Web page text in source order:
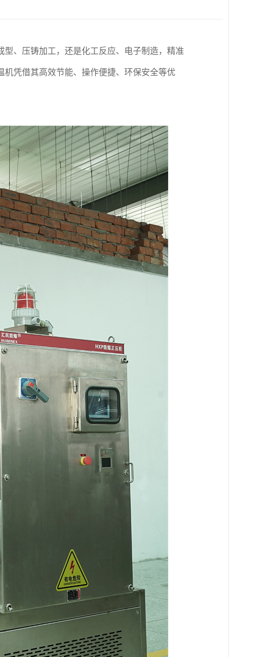
、压铸加工，还是化工反应、电子制造，精准
凭借其高效节能、操作便捷、环保安全等优